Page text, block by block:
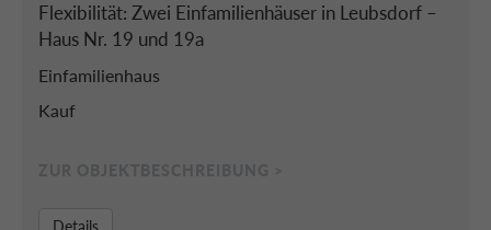
Flexibilität: Zwei Einfamilienhäuser in Leubsdorf –
Haus Nr. 19 und 19a
Einfamilienhaus
Kauf
Details